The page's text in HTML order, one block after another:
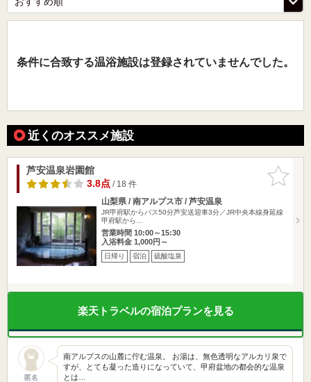
条件に合致する温浴施設は登録されていませんでした。
近くのオススメ施設
お気に入
りに追加
芦安温泉岩園館
3.8点/ 18 件
山梨県 / 南アルプス市 / 芦安温泉
JR甲府駅からバス50分芦安送迎車3分／JR中央本線身延線
甲府駅から…
営業時間 10:00～15:30
入浴料金 1,000円～
日帰り 宿泊 硫酸塩泉
楽天トラベルの宿泊プランを見る
匿名
南アルプスの山麓に佇む温泉。 お湯は、無色透明なアルカリ泉で
すが、とても凝った造りになっていて、甲府盆地の都会的な温泉
とは…